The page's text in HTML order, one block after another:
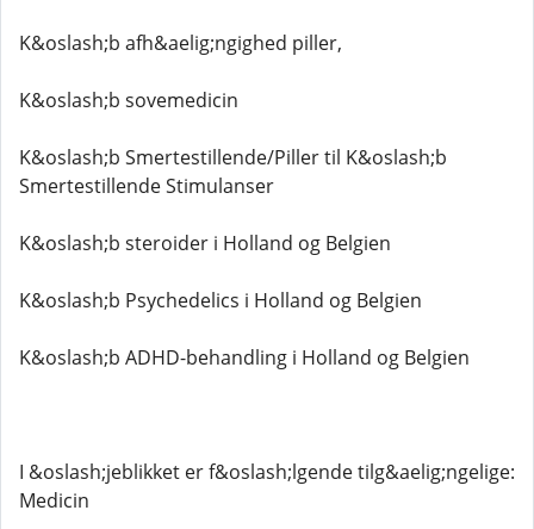
K&oslash;b afh&aelig;ngighed piller,
K&oslash;b sovemedicin
K&oslash;b Smertestillende/Piller til K&oslash;b
Smertestillende Stimulanser
K&oslash;b steroider i Holland og Belgien
K&oslash;b Psychedelics i Holland og Belgien
K&oslash;b ADHD-behandling i Holland og Belgien
I &oslash;jeblikket er f&oslash;lgende tilg&aelig;ngelige:
Medicin